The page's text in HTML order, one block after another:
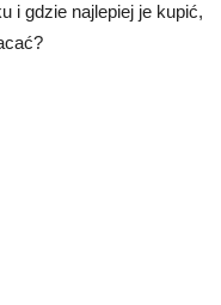
i gdzie najlepiej je kupić,